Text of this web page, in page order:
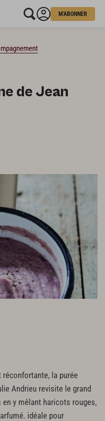
M'ABONNER
de Jean
la purée
Andrieu revisite le grand
y mêlant haricots rouges,
idéale pour